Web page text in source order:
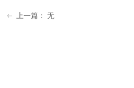
ꂃ 上一篇： 无